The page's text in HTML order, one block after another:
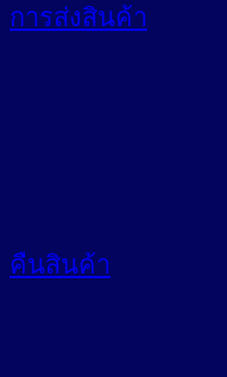
การส่งสินค้า
คืนสินค้า